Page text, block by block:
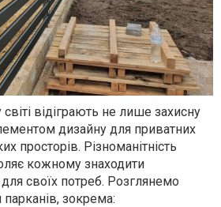
відіграють не лише захисну
дизайну для приватних
просторів. Різноманітність
кожному знаходити
своїх потреб. Розглянемо
зокрема: